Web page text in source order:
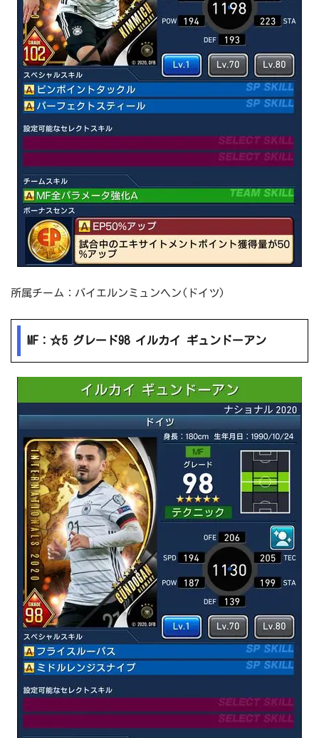
所属チーム：バイエルンミュンヘン(ドイツ)
MF：☆5 グレード98 イルカイ ギュンドーアン